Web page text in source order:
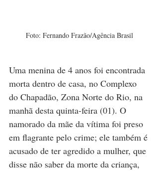
Foto: Fernando Frazão/Agência Brasil
Uma menina de 4 anos foi encontrada
morta dentro de casa, no Complexo
do Chapadão, Zona Norte do Rio, na
manhã desta quinta-feira (01). O
namorado da mãe da vítima foi preso
em flagrante pelo crime; ele também é
acusado de ter agredido a mulher, que
disse não saber da morte da criança,